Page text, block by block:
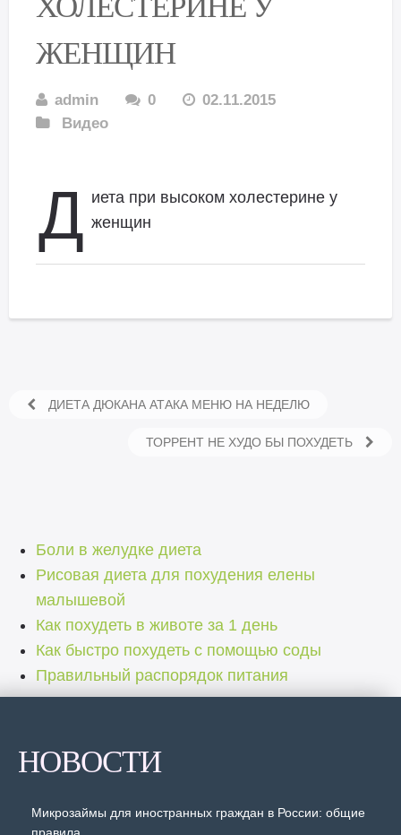
ЖЕНЩИН
admin 0
02.11.2015
Видео
Д иета при высоком холестерине у
женщин
ДИЕТА ДЮКАНА АТАКА МЕНЮ НА НЕДЕЛЮ
ТОРРЕНТ НЕ ХУДО БЫ ПОХУДЕТЬ
Боли в желудке диета
Рисовая диета для похудения елены
малышевой
Как похудеть в животе за 1 день
Как быстро похудеть с помощью соды
Правильный распорядок питания
НОВОСТИ
Микрозаймы для иностранных граждан в России: общие